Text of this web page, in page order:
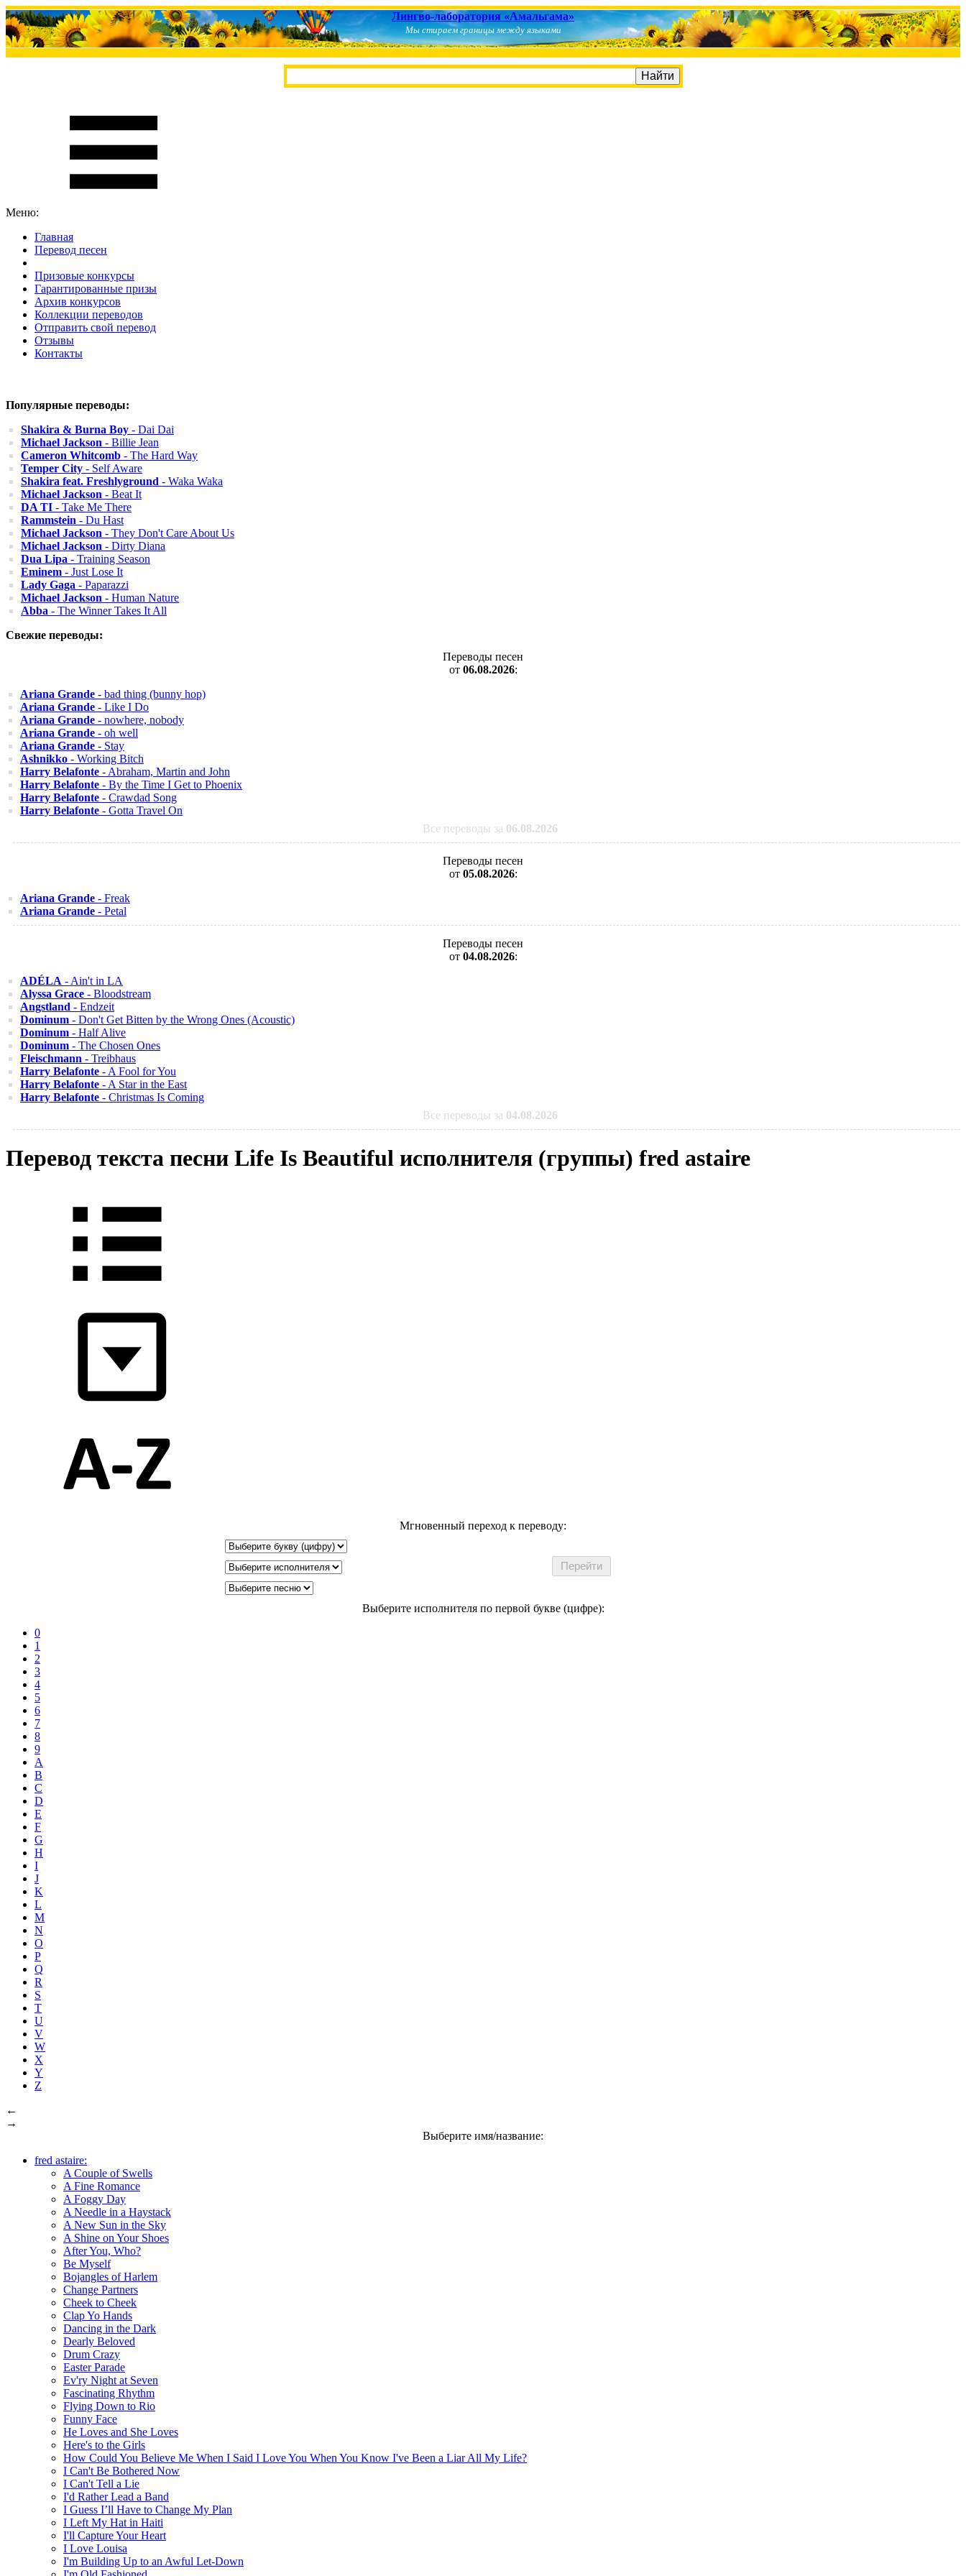
Лингво-лаборатория «Амальгама»
Мы стираем границы между языками
Меню:
Главная
Перевод песен
Призовые конкурсы
Гарантированные призы
Архив конкурсов
Коллекции переводов
Отправить свой перевод
Отзывы
Контакты
Популярные переводы:
Shakira & Burna Boy - Dai Dai
Michael Jackson - Billie Jean
Cameron Whitcomb - The Hard Way
Temper City - Self Aware
Shakira feat. Freshlyground - Waka Waka
Michael Jackson - Beat It
DA TI - Take Me There
Rammstein - Du Hast
Michael Jackson - They Don't Care About Us
Michael Jackson - Dirty Diana
Dua Lipa - Training Season
Eminem - Just Lose It
Lady Gaga - Paparazzi
Michael Jackson - Human Nature
Abba - The Winner Takes It All
Свежие переводы:
Переводы песен
от 06.08.2026:
Ariana Grande - bad thing (bunny hop)
Ariana Grande - Like I Do
Ariana Grande - nowhere, nobody
Ariana Grande - oh well
Ariana Grande - Stay
Ashnikko - Working Bitch
Harry Belafonte - Abraham, Martin and John
Harry Belafonte - By the Time I Get to Phoenix
Harry Belafonte - Crawdad Song
Harry Belafonte - Gotta Travel On
Все переводы за 06.08.2026
Переводы песен
от 05.08.2026:
Ariana Grande - Freak
Ariana Grande - Petal
Переводы песен
от 04.08.2026:
ADÉLA - Ain't in LA
Alyssa Grace - Bloodstream
Angstland - Endzeit
Dominum - Don't Get Bitten by the Wrong Ones (Acoustic)
Dominum - Half Alive
Dominum - The Chosen Ones
Fleischmann - Treibhaus
Harry Belafonte - A Fool for You
Harry Belafonte - A Star in the East
Harry Belafonte - Christmas Is Coming
Все переводы за 04.08.2026
Перевод текста песни Life Is Beautiful исполнителя (группы) fred astaire
Мгновенный переход к переводу:
Выберите исполнителя по первой букве (цифре):
0
1
2
3
4
5
6
7
8
9
A
B
C
D
E
F
G
H
I
J
K
L
M
N
O
P
Q
R
S
T
U
V
W
X
Y
Z
←
→
Выберите имя/название:
fred astaire:
A Couple of Swells
A Fine Romance
A Foggy Day
A Needle in a Haystack
A New Sun in the Sky
A Shine on Your Shoes
After You, Who?
Be Myself
Bojangles of Harlem
Change Partners
Cheek to Cheek
Clap Yo Hands
Dancing in the Dark
Dearly Beloved
Drum Crazy
Easter Parade
Ev'ry Night at Seven
Fascinating Rhythm
Flying Down to Rio
Funny Face
He Loves and She Loves
Here's to the Girls
How Could You Believe Me When I Said I Love You When You Know I've Been a Liar All My Life?
I Can't Be Bothered Now
I Can't Tell a Lie
I'd Rather Lead a Band
I Guess I’ll Have to Change My Plan
I Left My Hat in Haiti
I'll Capture Your Heart
I Love Louisa
I'm Building Up to an Awful Let-Down